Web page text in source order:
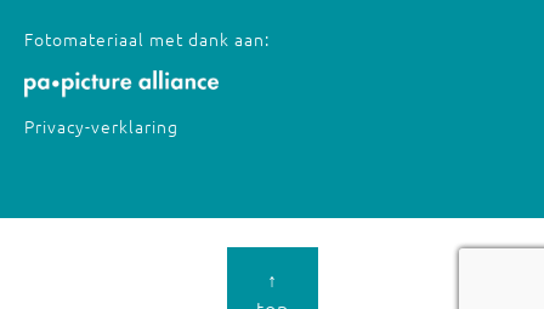
Fotomateriaal met dank aan:
Privacy-verklaring
↑